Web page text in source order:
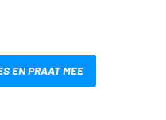
EN PRAAT MEE